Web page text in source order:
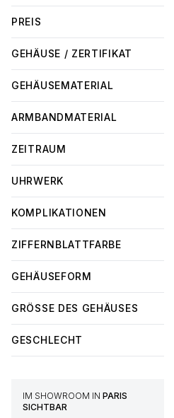
PREIS
GEHÄUSE / ZERTIFIKAT
GEHÄUSEMATERIAL
ARMBANDMATERIAL
ZEITRAUM
UHRWERK
KOMPLIKATIONEN
ZIFFERNBLATTFARBE
GEHÄUSEFORM
GRÖSSE DES GEHÄUSES
GESCHLECHT
IM SHOWROOM IN PARIS
SICHTBAR